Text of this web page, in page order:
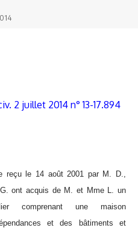
2 juillet 2014 n° 13-17.894
reçu le 14 août 2001 par M. D.,
ont acquis de M. et Mme L. un
comprenant une maison
et des bâtiments et